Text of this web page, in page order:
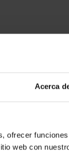
Acerca
ofrecer
web con